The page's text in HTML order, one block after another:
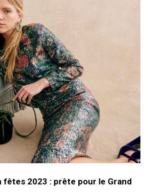
2023 : prête pour le Grand